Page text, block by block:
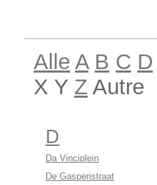
Alle A B C D
X Y Z Autre
D
Da Vinciplein
De Gasperistraat